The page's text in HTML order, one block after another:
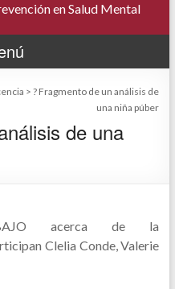
en Salud Mental
>? Fragmento de un análisis de
una niña púber
de una
acerca de la
Clelia Conde, Valerie